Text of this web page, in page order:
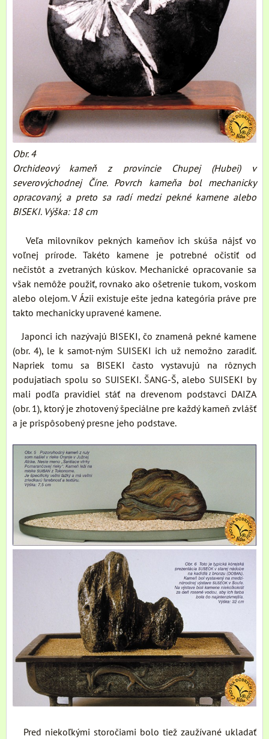
Obr. 4
Orchideový kameň z provincie Chupej (Hubei) v
severovýchodnej Číne. Povrch kameňa bol mechanicky
opracovaný, a preto sa radí medzi pekné kamene alebo
BISEKI. Výška: 18 cm
Veľa milovníkov pekných kameňov ich skúša nájsť vo
voľnej prírode. Takéto kamene je potrebné očistiť od
nečistôt a zvetraných kúskov. Mechanické opracovanie sa
však nemôže použiť, rovnako ako ošetrenie tukom, voskom
alebo olejom. V Ázii existuje ešte jedna kategória práve pre
takto mechanicky upravené kamene.
Japonci ich nazývajú BISEKI, čo znamená pekné kamene
(obr. 4), le k samot-ným SUISEKI ich už nemožno zaradiť.
Napriek tomu sa BISEKI často vystavujú na rôznych
podujatiach spolu so SUISEKI. ŠANG-Š, alebo SUISEKI by
mali podľa pravidiel stáť na drevenom podstavci DAIZA
(obr. 1), ktorý je zhotovený špeciálne pre každý kameň zvlášť
a je prispôsobený presne jeho podstave.
Pred niekoľkými storočiami bolo tiež zaužívané ukladať